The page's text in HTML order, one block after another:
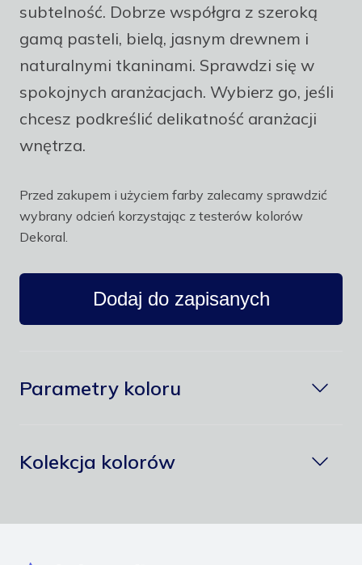
subtelność. Dobrze współgra z szeroką
gamą pasteli, bielą, jasnym drewnem i
naturalnymi tkaninami. Sprawdzi się w
spokojnych aranżacjach. Wybierz go, jeśli
chcesz podkreślić delikatność aranżacji
wnętrza.
Przed zakupem i użyciem farby zalecamy sprawdzić
wybrany odcień korzystając z testerów kolorów
Dekoral.
Dodaj do zapisanych
Parametry koloru
Kolekcja kolorów